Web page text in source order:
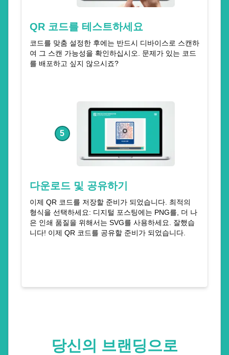
QR 코드를 테스트하세요
코드를 맞춤 설정한 후에는 반드시 디바이스로 스캔하
여 그 스캔 가능성을 확인하십시오. 문제가 있는 코드
를 배포하고 싶지 않으시죠?
5
다운로드 및 공유하기
이제 QR 코드를 저장할 준비가 되었습니다. 최적의
형식을 선택하세요: 디지털 포스팅에는 PNG를, 더 나
은 인쇄 품질을 위해서는 SVG를 사용하세요. 잘했습
니다! 이제 QR 코드를 공유할 준비가 되었습니다.
당신의 브랜딩으로